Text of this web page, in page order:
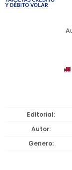
Editorial
Autor
Genero